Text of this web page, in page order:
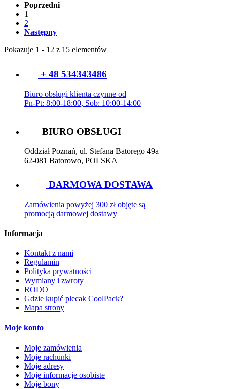
Poprzedni
1
2
Następny
Pokazuje 1 - 12 z 15 elementów
+ 48 534343486
Biuro obsługi klienta czynne od
Pn-Pt: 8:00-18:00, Sob: 10:00-14:00
BIURO OBSŁUGI
Oddział Poznań, ul. Stefana Batorego 49a
62-081 Batorowo, POLSKA
DARMOWA DOSTAWA
Zamówienia powyżej 300 zł objęte są
promocją darmowej dostawy
Informacja
Kontakt z nami
Regulamin
Polityka prywatności
Wymiany i zwroty
RODO
Gdzie kupić plecak CoolPack?
Mapa strony
Moje konto
Moje zamówienia
Moje rachunki
Moje adresy
Moje informacje osobiste
Moje bony